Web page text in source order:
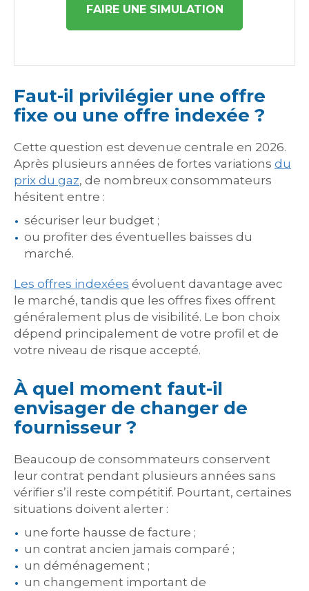
FAIRE UNE SIMULATION
Faut-il privilégier une offre
fixe ou une offre indexée ?
Cette question est devenue centrale en 2026.
Après plusieurs années de fortes variations du
prix du gaz, de nombreux consommateurs
hésitent entre :
sécuriser leur budget ;
ou profiter des éventuelles baisses du
marché.
Les offres indexées évoluent davantage avec
le marché, tandis que les offres fixes offrent
généralement plus de visibilité. Le bon choix
dépend principalement de votre profil et de
votre niveau de risque accepté.
À quel moment faut-il
envisager de changer de
fournisseur ?
Beaucoup de consommateurs conservent
leur contrat pendant plusieurs années sans
vérifier s’il reste compétitif. Pourtant, certaines
situations doivent alerter :
une forte hausse de facture ;
un contrat ancien jamais comparé ;
un déménagement ;
un changement important de